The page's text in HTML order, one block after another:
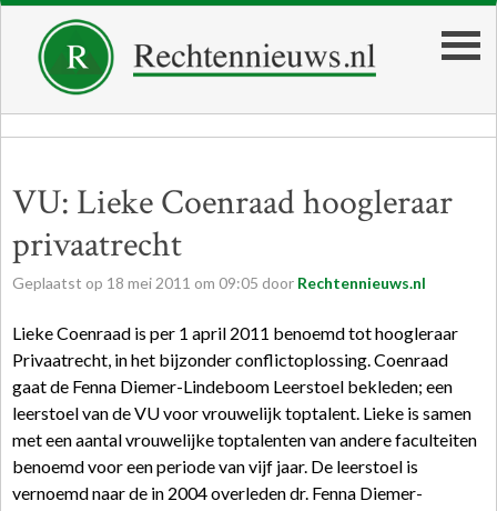
VU: Lieke Coenraad hoogleraar
privaatrecht
Geplaatst op 18 mei 2011 om 09:05 door Rechtennieuws.nl
Lieke Coenraad is per 1 april 2011 benoemd tot hoogleraar
Privaatrecht, in het bijzonder conflictoplossing. Coenraad
gaat de Fenna Diemer-Lindeboom Leerstoel bekleden; een
leerstoel van de VU voor vrouwelijk toptalent. Lieke is samen
met een aantal vrouwelijke toptalenten van andere faculteiten
benoemd voor een periode van vijf jaar. De leerstoel is
vernoemd naar de in 2004 overleden dr. Fenna Diemer-